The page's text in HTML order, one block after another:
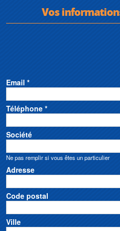
Vos
Email *
Téléphone *
Société
Ne pas remplir si vous êtes un particulier
Adresse
Code postal
Ville